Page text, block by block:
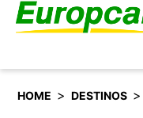
Español
HOME > DESTINOS >